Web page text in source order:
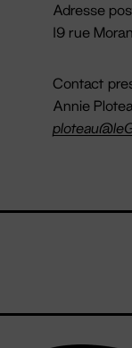
Adresse
19 rue
Contact
Annie